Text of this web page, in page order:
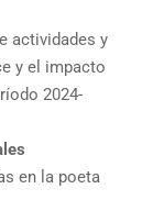
actividades y
y el impacto
2024-
en la poeta